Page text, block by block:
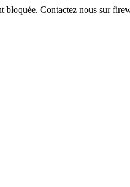
bloquée. Contactez nous sur